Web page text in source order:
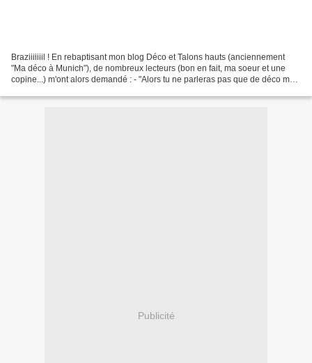
Braziiiiiiil ! En rebaptisant mon blog Déco et Talons hauts (anciennement
"Ma déco à Munich"), de nombreux lecteurs (bon en fait, ma soeur et une
copine...) m'ont alors demandé : - "Alors tu ne parleras pas que de déco mais
Publicité